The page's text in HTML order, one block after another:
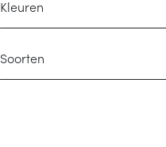
Kleuren
Soorten